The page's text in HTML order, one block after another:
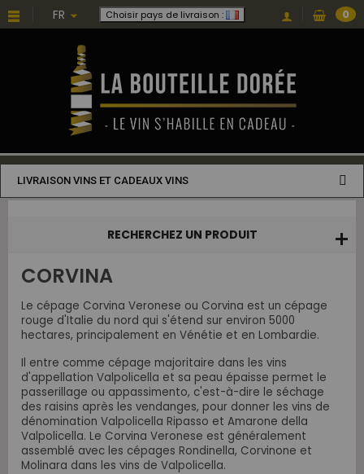
FR Choisir pays de livraison : 0
LIVRAISON VINS ET CADEAUX VINS
RECHERCHEZ UN PRODUIT
CORVINA
Le cépage Corvina Veronese ou Corvina est un cépage
rouge d'Italie du nord qui s'étend sur environ 5000
hectares, principalement en Vénétie et en Lombardie.
Il entre comme cépage majoritaire dans les vins
d'appellation Valpolicella et sa peau épaisse permet le
passerillage ou appassimento, c'est-à-dire le séchage
des raisins après les vendanges, pour donner les vins de
dénomination Valpolicella Ripasso et Amarone della
Valpolicella. Le Corvina Veronese est généralement
assemblé avec les cépages Rondinella, Corvinone et
Molinara dans les vins de Valpolicella.
Choisissez une valeur...